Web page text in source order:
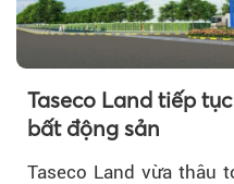
Taseco Land tiếp
bất động sản
Taseco Land vừa thâu